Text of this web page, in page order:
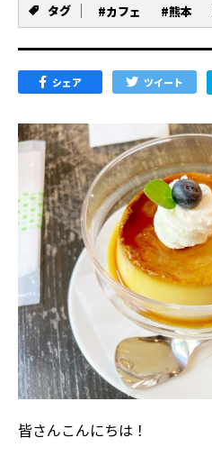
タグ #カフェ #熊本
シェア ツイート
皆さんこんにちは！